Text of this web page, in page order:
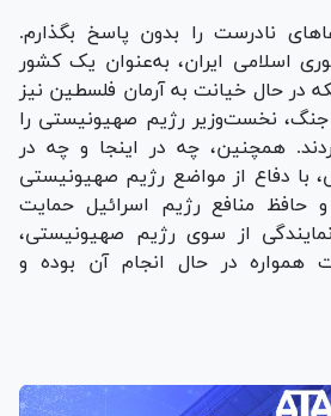
نادرست را بدون پاسخ بگذارم.
اسلامی ایران، به‌عنوان یک کشور
در حال خیانت به آرمان فلسطین نیز
نخست‌وزیر رژیم صهیونیستی را
همچنین، چه در اینجا و چه در
با دفاع از مواضع رژیم صهیونیستی
و حافظ منافع رژیم اسرائیل حمایت
از سوی رژیم صهیونیستی،
همواره در حال انجام آن بوده و